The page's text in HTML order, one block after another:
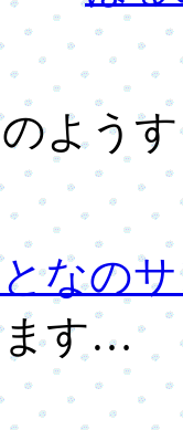
よう
なの
ます…